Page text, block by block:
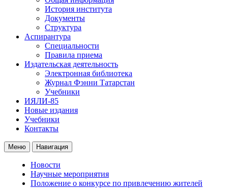
История института
Документы
Структура
Аспирантура
Специальности
Правила приема
Издательская деятельность
Электронная библиотека
Журнал Фэнни Татарстан
Учебники
ИЯЛИ-85
Новые издания
Учебники
Контакты
Меню Навигация
Новости
Научные мероприятия
Положение о конкурсе по привлечению жителей